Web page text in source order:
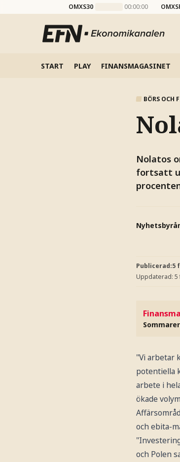
OMXS30 00:00:00
START PLAY FINANSMAGASINET
BÖRS OCH
Nolatos
fortsatt
Publicerad:5
Uppdaterad: 5
"Vi arbetar
potentiella
arbete i
ökade
och ebita-
och Polen